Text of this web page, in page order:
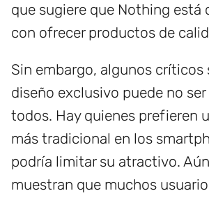
que sugiere que Nothing está
con ofrecer productos de
Sin embargo, algunos críticos
diseño exclusivo puede no
todos. Hay quienes prefieren
más tradicional en los
podría limitar su atractivo.
muestran que muchos